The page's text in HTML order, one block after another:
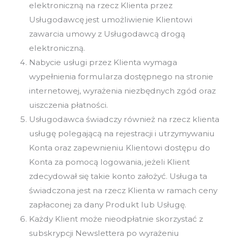
elektroniczną na rzecz Klienta przez
Usługodawcę jest umożliwienie Klientowi
zawarcia umowy z Usługodawcą drogą
elektroniczną.
Nabycie usługi przez Klienta wymaga
wypełnienia formularza dostępnego na stronie
internetowej, wyrażenia niezbędnych zgód oraz
uiszczenia płatności.
Usługodawca świadczy również na rzecz klienta
usługę polegającą na rejestracji i utrzymywaniu
Konta oraz zapewnieniu Klientowi dostępu do
Konta za pomocą logowania, jeżeli Klient
zdecydował się takie konto założyć. Usługa ta
świadczona jest na rzecz Klienta w ramach ceny
zapłaconej za dany Produkt lub Usługę.
Każdy Klient może nieodpłatnie skorzystać z
subskrypcji Newslettera po wyrażeniu